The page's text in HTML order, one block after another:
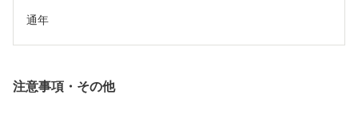
通年
注意事項・その他